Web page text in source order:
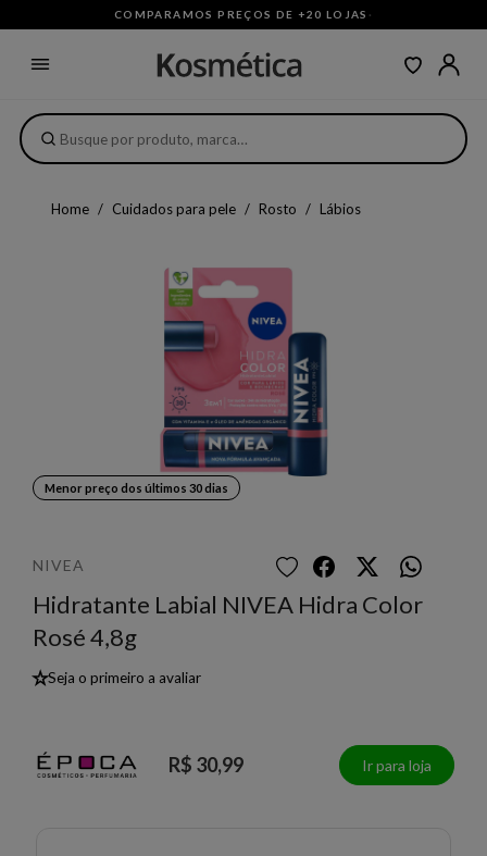
COMPARAMOS PREÇOS DE +20 LOJAS ·
Home Cuidados para pele Rosto Lábios
Menor preço dos últimos 30 dias
NIVEA
Hidratante Labial NIVEA Hidra Color
Rosé 4,8g
★Seja o primeiro a avaliar
R$ 30,99 Ir para loja